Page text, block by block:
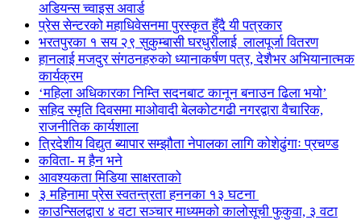
अडियन्स च्वाइस अवार्ड
प्रेस सेन्टरको महाधिवेसनमा पुरस्कृत हुँदै यी पत्रकार
भरतपुरका १ सय २९ सुकुम्बासी घरधुरीलाई लालपूर्जा वितरण
हानलाई मजदुर संगठनहरुको ध्यानाकर्षण पत्र, देशैभर अभियानात्मक
कार्यक्रम
‘महिला अधिकारका निम्ति सदनबाट कानून बनाउन ढिला भयो’
सहिद स्मृति दिवसमा माओवादी बेलकोटगढी नगरद्वारा वैचारिक,
राजनीतिक कार्यशाला
त्रिदेशीय विद्युत ब्यापार सम्झौता नेपालका लागि कोशेढुंगाः प्रचण्ड
कविता- म हैन भने
आवश्यकता मिडिया साक्षरताको
३ महिनामा प्रेस स्वतन्त्रता हननका १३ घटना
काउन्सिलद्वारा ४ वटा सञ्चार माध्यमको कालोसूची फुकुवा, ३ वटा